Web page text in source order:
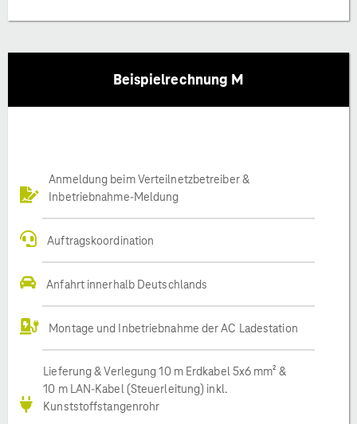
Beispielrechnung M
Anmeldung beim Verteilnetzbetreiber &
Inbetriebnahme-Meldung
Auftragskoordination
Anfahrt innerhalb Deutschlands
Montage und Inbetriebnahme der AC Ladestation
Lieferung & Verlegung 10 m Erdkabel 5x6 mm² &
10 m LAN-Kabel (Steuerleitung) inkl.
Kunststoffstangenrohr